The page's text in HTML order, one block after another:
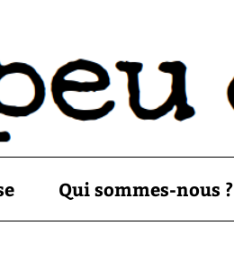
Qui sommes-nous ?